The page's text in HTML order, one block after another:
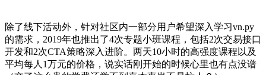
除了线下活动外，针对社区内一部分用户希望深入学习vn.py
的需求，2019年也推出了4次专题小班课程，包括2次交易接口
开发和2次CTA策略深入进阶。两天10小时的高强度课程以及
平均每人1万元的价格，说实话刚开始的时候心里也有点没谱